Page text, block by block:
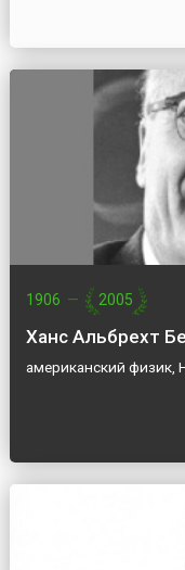
1906 — 2005
Ханс Альбрехт
американский физик,